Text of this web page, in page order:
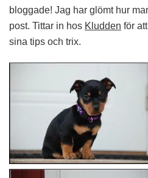
bloggade! Jag har glömt hur
post. Tittar in hos Kludden för
sina tips och trix.